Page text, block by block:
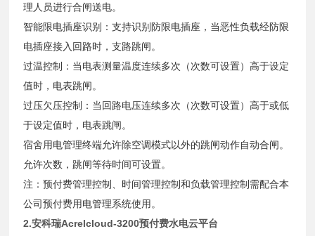
理人员进行合闸送电。
智能限电插座识别：支持识别防限电插座，当恶性负载经防限
电插座接入回路时，支路跳闸。
过温控制：当电表测量温度连续多次（次数可设置）高于设定
值时，电表跳闸。
过压欠压控制：当回路电压连续多次（次数可设置）高于或低
于设定值时，电表跳闸。
宿舍用电管理终端允许除空调模式以外的跳闸动作自动合闸。
允许次数，跳闸等待时间可设置。
注：预付费管理控制、时间管理控制和负载管理控制需配合本
公司预付费用电管理系统使用。
2.安科瑞Acrelcloud-3200预付费水电云平台